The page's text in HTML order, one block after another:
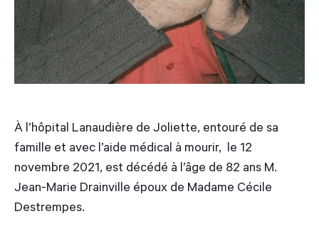
À l’hôpital Lanaudière de Joliette, entouré de sa
famille et avec l’aide médical à mourir, le 12
novembre 2021, est décédé à l’âge de 82 ans M.
Jean-Marie Drainville époux de Madame Cécile
Destrempes.